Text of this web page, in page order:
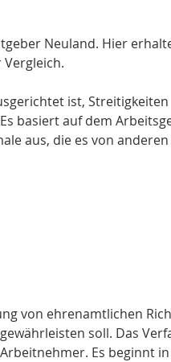
Neuland. Hier
ist, Streitigkeiten
basiert auf dem
aus, die es von
von ehrenamtlichen
soll. Das
Es beginnt